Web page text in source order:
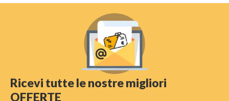
Ricevi tutte le nostre migliori
OFFERTE